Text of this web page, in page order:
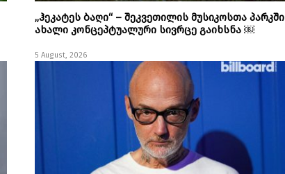
„ჰეკატეს ბაღი“ – შეკვეთილის მუსიკოსთა პარკში
ახალი კონცეპტუალური სივრცე გაიხსნა ￼
5 August, 2026